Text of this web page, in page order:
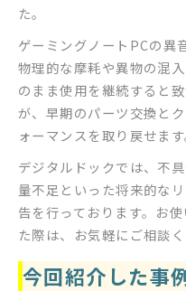
た。
ゲーミングノートPCの異
物理的な摩耗や異物の混
のまま使用を継続すると
が、早期のパーツ交換と
ォーマンスを取り戻せます
デジタルドックでは、不
量不足といった将来的な
告を行っております。お
た際は、お気軽にご相談く
今回紹介した事